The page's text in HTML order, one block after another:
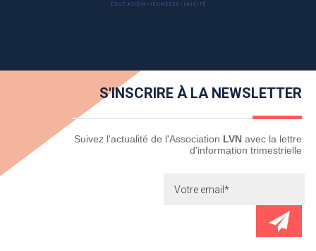
S'INSCRIRE À LA NEWSLETTER
Newsletter Suivez l'actualité de l'Association LVN avec la lettre
d'information trimestrielle